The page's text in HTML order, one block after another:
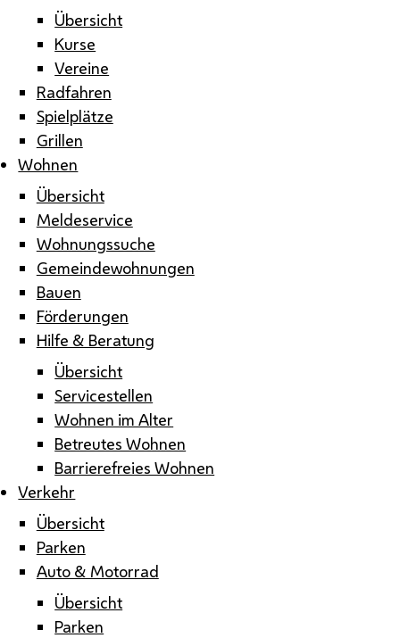
Übersicht
Kurse
Vereine
Radfahren
Spielplätze
Grillen
Wohnen
Übersicht
Meldeservice
Wohnungssuche
Gemeindewohnungen
Bauen
Förderungen
Hilfe & Beratung
Übersicht
Servicestellen
Wohnen im Alter
Betreutes Wohnen
Barrierefreies Wohnen
Verkehr
Übersicht
Parken
Auto & Motorrad
Übersicht
Parken